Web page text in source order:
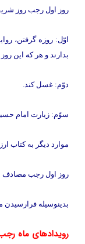
روز اول رجب روز
اوّل: روزه گرفتن،
بدارند و هر كه اين
دوّم: غسل كند.
سوّم: زيارت امام
موارد ديگر به كتاب
روز اول رجب مصادف
بدینوسیله
رویدادهای ماه